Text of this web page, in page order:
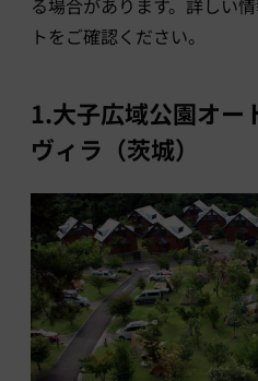
トをご確認ください。
1.大子広域公園オー
ヴィラ（茨城）